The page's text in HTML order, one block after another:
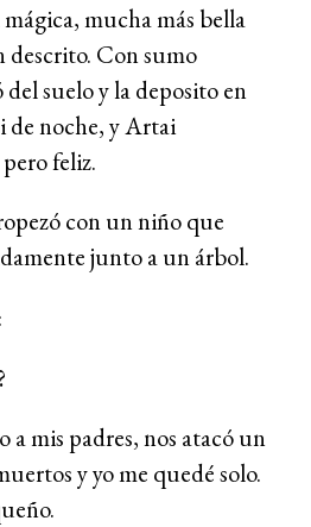
mucha más bella
descrito. Con sumo
suelo y la deposito en
de noche, y Artai
feliz.
con un niño que
junto a un árbol.
mis padres, nos atacó un
y yo me quedé solo.